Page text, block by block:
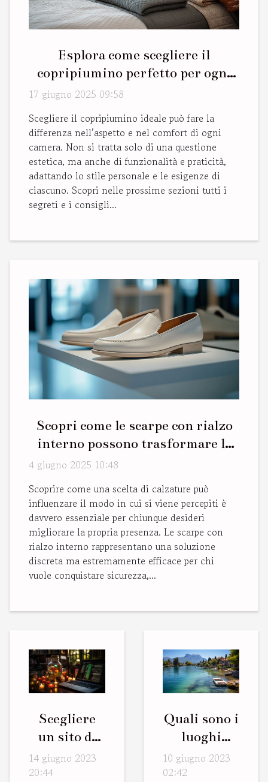
Esplora come scegliere il
copripiumino perfetto per ogni
camera
17 giugno 2025 09:58
Scegliere il copripiumino ideale può fare la
differenza nell’aspetto e nel comfort di ogni
camera. Non si tratta solo di una questione
estetica, ma anche di funzionalità e praticità,
adattando lo stile personale e le esigenze di
ciascuno. Scopri nelle prossime sezioni tutti i
segreti e i consigli...
Scopri come le scarpe con rialzo
interno possono trasformare la
tua presenza
4 giugno 2025 10:48
Scoprire come una scelta di calzature può
influenzare il modo in cui si viene percepiti è
davvero essenziale per chiunque desideri
migliorare la propria presenza. Le scarpe con
rialzo interno rappresentano una soluzione
discreta ma estremamente efficace per chi
vuole conquistare sicurezza,...
Scegliere
un sito di
scommesse
sportive :
14 giugno 2023
20:44
Quali sono i
luoghi
interessanti
da visitare
10 giugno 2023
02:42